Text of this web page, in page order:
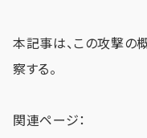
本記事は、この攻撃の
察する。
関連ページ：